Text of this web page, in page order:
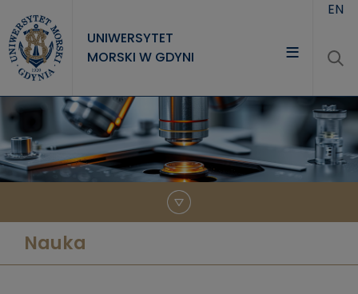
UNIWERSYTET
MORSKI W GDYNI
UNIWERSYTET
STUDIA
NAUKA
EN
Nauka